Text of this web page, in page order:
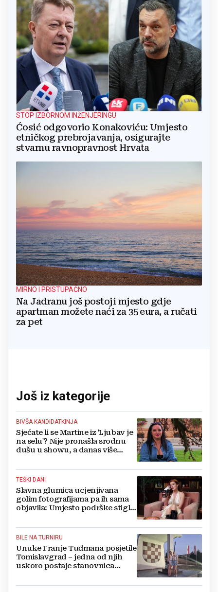
STOP IZBORNOM INŽENJERINGU
Ćosić odgovorio Konakoviću: Umjesto
etničkog prebrojavanja, osigurajte
stvarnu ravnopravnost Hrvata
MIRNO I PRISTUPAČNO
Na Jadranu još postoji mjesto gdje
apartman možete naći za 35 eura, a ručati
za pet
Još iz kategorije
BIVŠA KANDIDATKINJA
Sjećate li se Martine iz 'Ljubav je
na selu'? Nije pronašla srodnu
dušu u showu, a danas više
TEŠKI DANI
Slavna glumica ucjenjivana
golim fotografijama pa ih sama
objavila: Umjesto podrške stigle
BILE NA TURNIRU
Unuke Franje Tuđmana posjetile
Tomislavgrad – jedna od njih
uskoro postaje stanovnica